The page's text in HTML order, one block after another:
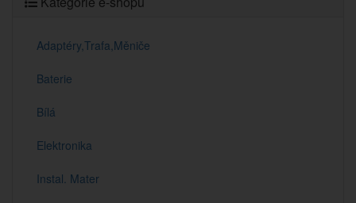
Adaptéry,Trafa,Měniče
Baterie
Bílá
Elektronika
Instal. Mater